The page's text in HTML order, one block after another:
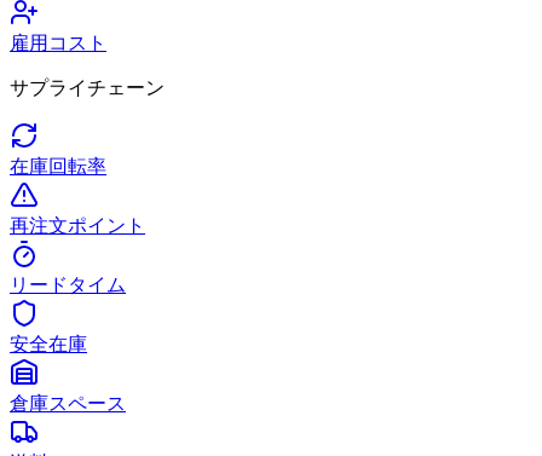
雇用コスト
サプライチェーン
在庫回転率
再注文ポイント
リードタイム
安全在庫
倉庫スペース